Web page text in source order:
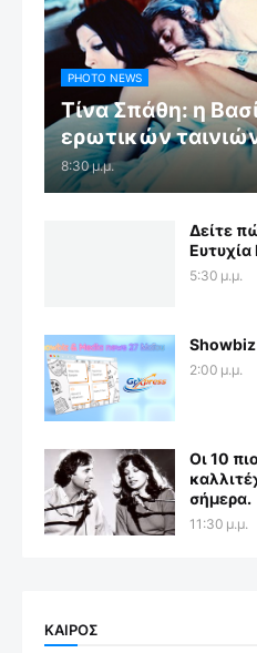
PHOTO NEWS
Τίνα Σπάθη: η
ερωτικών
8:30 μ.μ.
Δείτε
Ευτυχία
5:30 μ.μ.
2:00 μ.μ.
Οι 10
σήμερα.
11:30 μ.μ.
ΚΑΙΡΟΣ